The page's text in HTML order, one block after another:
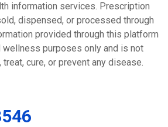
information services. Prescription
dispensed, or processed through
provided through this platform
wellness purposes only and is not
cure, or prevent any disease.